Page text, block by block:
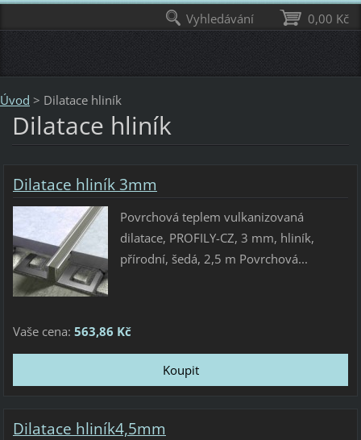
Úvod > Dilatace hliník
Dilatace hliník
Dilatace hliník 3mm
Povrchová teplem vulkanizovaná
dilatace, PROFILY-CZ, 3 mm, hliník,
přírodní, šedá, 2,5 m Povrchová...
Vaše cena: 563,86 Kč
Dilatace hliník4,5mm
0,00 Kč
Vyhledávání